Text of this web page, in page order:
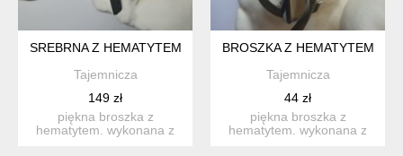
SREBRNA Z HEMATYTEM
Tajemnicza
149 zł
piękna broszka z
hematytem. wykonana z
BROSZKA Z HEMATYTEM
Tajemnicza
44 zł
piękna broszka z
hematytem. wykonana z